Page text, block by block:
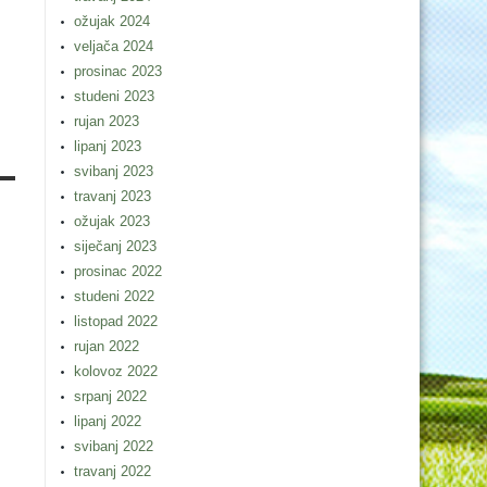
ožujak 2024
veljača 2024
prosinac 2023
studeni 2023
rujan 2023
lipanj 2023
svibanj 2023
travanj 2023
ožujak 2023
siječanj 2023
prosinac 2022
studeni 2022
listopad 2022
rujan 2022
kolovoz 2022
srpanj 2022
lipanj 2022
svibanj 2022
travanj 2022